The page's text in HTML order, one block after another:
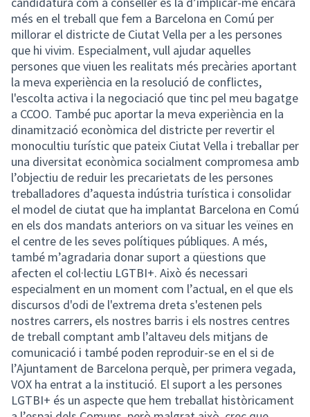
més en el treball que fem a Barcelona en Comú per
millorar el districte de Ciutat Vella per a les persones
que hi vivim. Especialment, vull ajudar aquelles
persones que viuen les realitats més precàries aportant
la meva experiència en la resolució de conflictes,
l'escolta activa i la negociació que tinc pel meu bagatge
a CCOO. També puc aportar la meva experiència en la
dinamització econòmica del districte per revertir el
monocultiu turístic que pateix Ciutat Vella i treballar per
una diversitat econòmica socialment compromesa amb
l’objectiu de reduir les precarietats de les persones
treballadores d’aquesta indústria turística i consolidar
el model de ciutat que ha implantat Barcelona en Comú
en els dos mandats anteriors on va situar les veïnes en
el centre de les seves polítiques públiques. A més,
també m’agradaria donar suport a qüestions que
afecten el col·lectiu LGTBI+. Això és necessari
especialment en un moment com l’actual, en el que els
discursos d'odi de l'extrema dreta s'estenen pels
nostres carrers, els nostres barris i els nostres centres
de treball comptant amb l’altaveu dels mitjans de
comunicació i també poden reproduir-se en el si de
l’Ajuntament de Barcelona perquè, per primera vegada,
VOX ha entrat a la institució. El suport a les persones
LGTBI+ és un aspecte que hem treballat històricament